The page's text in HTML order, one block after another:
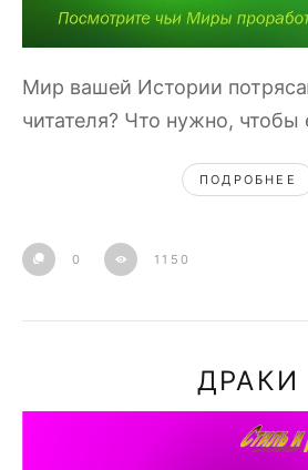
Мир вашей Истории
читателя? Что нужно, чтобы
ПОДРОБНЕЕ
0 1150
ДРАКИ